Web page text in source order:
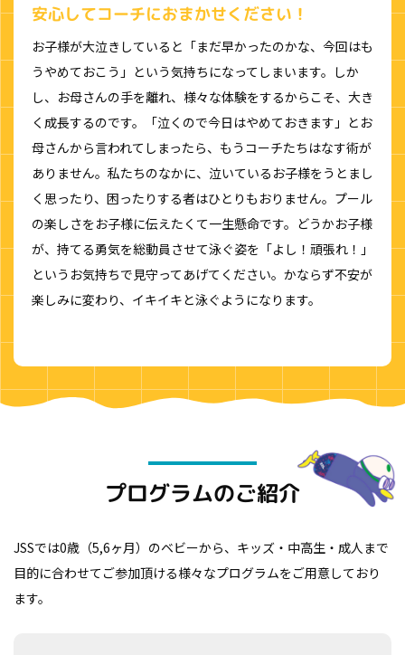
安心してコーチにおまかせください！
お子様が大泣きしていると「まだ早かったのかな、今回はも
うやめておこう」という気持ちになってしまいます。しか
し、お母さんの手を離れ、様々な体験をするからこそ、大き
く成長するのです。「泣くので今日はやめておきます」とお
母さんから言われてしまったら、もうコーチたちはなす術が
ありません。私たちのなかに、泣いているお子様をうとまし
く思ったり、困ったりする者はひとりもおりません。プール
の楽しさをお子様に伝えたくて一生懸命です。どうかお子様
が、持てる勇気を総動員させて泳ぐ姿を「よし！頑張れ！」
というお気持ちで見守ってあげてください。かならず不安が
楽しみに変わり、イキイキと泳ぐようになります。
プログラムのご紹介
JSSでは0歳（5,6ヶ月）のベビーから、キッズ・中高生・成人まで
目的に合わせてご参加頂ける様々なプログラムをご用意しており
ます。